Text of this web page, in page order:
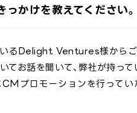
かけを教えてください。
るDelight Ventures様から
お話を聞いて、弊社が持っ
CMプロモーションを行って